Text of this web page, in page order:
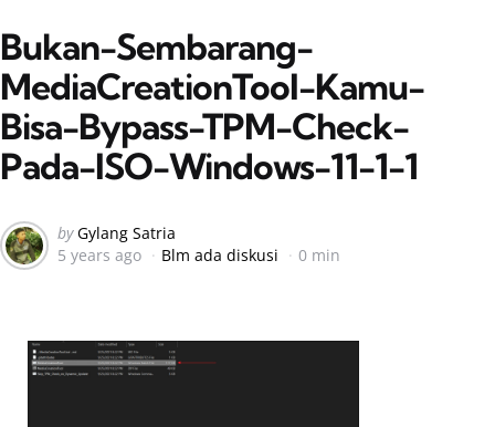
Bukan-Sembarang-
MediaCreationTool-Kamu-
Bisa-Bypass-TPM-Check-
Pada-ISO-Windows-11-1-1
Posted
by
by Gylang Satria
5 years ago
Blm ada diskusi 0 min